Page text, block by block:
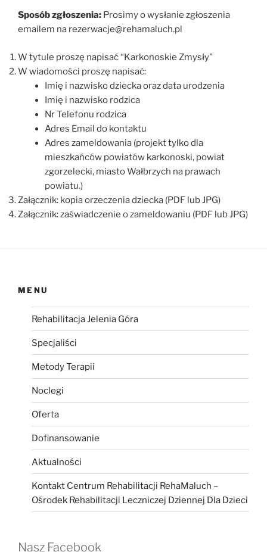
Sposób zgłoszenia: Prosimy o wysłanie zgłoszenia
emailem na rezerwacje@rehamaluch.pl
W tytule proszę napisać “Karkonoskie Zmysły”
W wiadomości proszę napisać:
Imię i nazwisko dziecka oraz data urodzenia
Imię i nazwisko rodzica
Nr Telefonu rodzica
Adres Email do kontaktu
Adres zameldowania (projekt tylko dla
mieszkańców powiatów karkonoski, powiat
zgorzelecki, miasto Wałbrzych na prawach
powiatu.)
Załącznik: kopia orzeczenia dziecka (PDF lub JPG)
Załącznik: zaświadczenie o zameldowaniu (PDF lub JPG)
MENU
Rehabilitacja Jelenia Góra
Specjaliści
Metody Terapii
Noclegi
Oferta
Dofinansowanie
Aktualności
Kontakt Centrum Rehabilitacji RehaMaluch –
Ośrodek Rehabilitacji Leczniczej Dziennej Dla Dzieci
Nasz Facebook